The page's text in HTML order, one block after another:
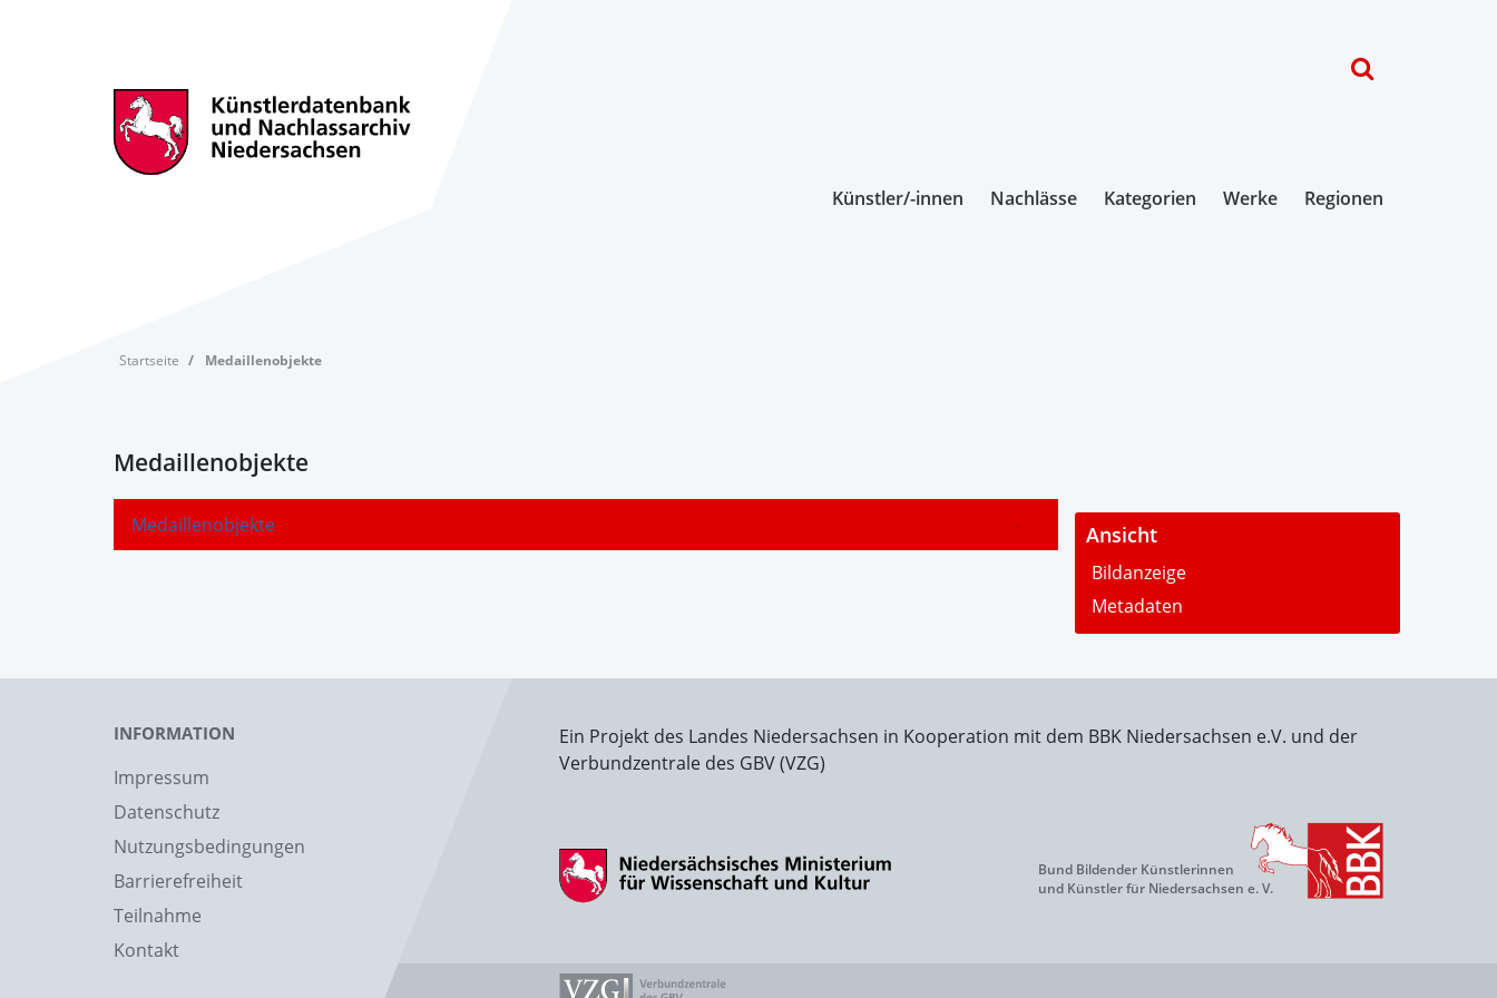
Künstler/-innen Nachlässe Kategorien Werke Regionen
Startseite Medaillenobjekte
Medaillenobjekte
Medaillenobjekte - Ansicht
Bildanzeige
Metadaten
INFORMATION
Impressum
Datenschutz
Nutzungsbedingungen
Barrierefreiheit
Teilnahme
Kontakt
Ein Projekt des Landes Niedersachsen in Kooperation mit dem BBK Niedersachsen e.V. und der
Verbundzentrale des GBV (VZG)
Bund Bildender Künstlerinnen
und Künstler für Niedersachsen e. V.